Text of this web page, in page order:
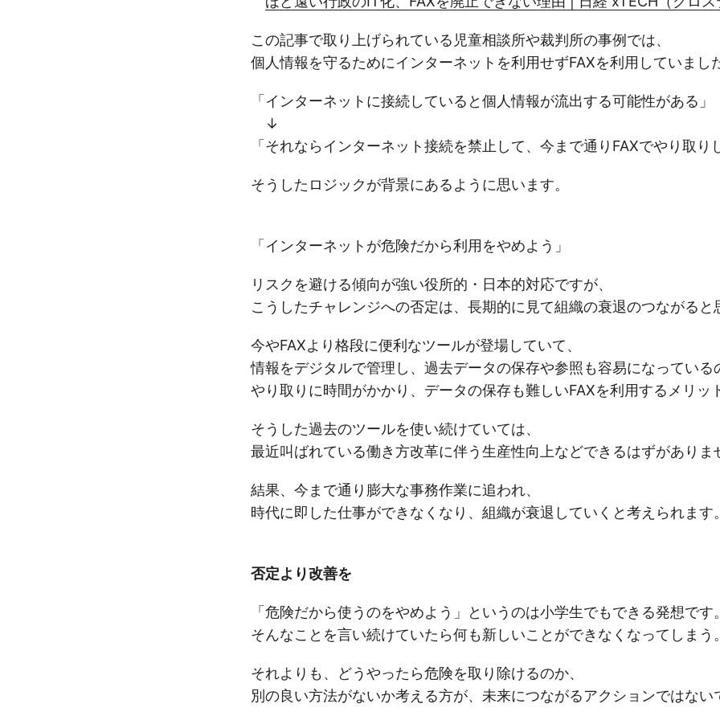
この記事で取り上げられている児童相談所や裁判所の事例では、
個人情報を守るためにインターネットを利用せずFAXを利用していまし
「インターネットに接続していると個人情報が流出する可能性がある」
↓
「それならインターネット接続を禁止して、今まで通りFAXでやり取り
そうしたロジックが背景にあるように思います。
「インターネットが危険だから利用をやめよう」
リスクを避ける傾向が強い役所的・日本的対応ですが、
こうしたチャレンジへの否定は、長期的に見て組織の衰退のつながると
今やFAXより格段に便利なツールが登場していて、
情報をデジタルで管理し、過去データの保存や参照も容易になっている
やり取りに時間がかかり、データの保存も難しいFAXを利用するメリッ
そうした過去のツールを使い続けていては、
最近叫ばれている働き方改革に伴う生産性向上などできるはずがありま
結果、今まで通り膨大な事務作業に追われ、
時代に即した仕事ができなくなり、組織が衰退していくと考えられます
否定より改善を
「危険だから使うのをやめよう」というのは小学生でもできる発想です
そんなことを言い続けていたら何も新しいことができなくなってしまう
それよりも、どうやったら危険を取り除けるのか、
別の良い方法がないか考える方が、未来につながるアクションではない